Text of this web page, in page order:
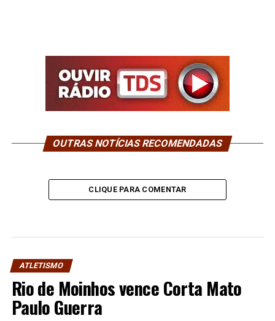
OUTRAS NOTÍCIAS RECOMENDADAS
CLIQUE PARA COMENTAR
ATLETISMO
Rio de Moinhos vence Corta Mato
Paulo Guerra